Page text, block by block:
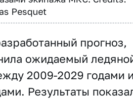
Pesquet
прогноз,
ожидаемый
2009-2029 годами
Результаты